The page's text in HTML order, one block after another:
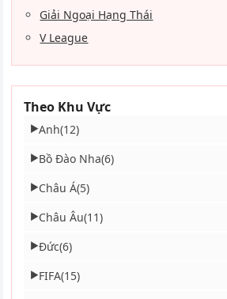
Giải Ngoại Hạng Thái
V League
Theo Khu Vực
▶Anh(12)
▶Bồ Đào Nha(6)
▶Châu Á(5)
▶Châu Âu(11)
▶Đức(6)
▶FIFA(15)